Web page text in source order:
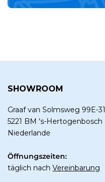
SHOWROOM
Graaf van Solmsweg 99E-31
5221 BM 's-Hertogenbosch
Niederlande
Öffnungszeiten:
täglich nach Vereinbarung